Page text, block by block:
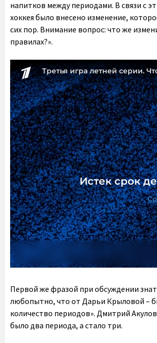
напитков между периодами. В связи с
хоккея было внесено изменение,
сих пор. Внимание вопрос: что же
правилах?».
Первой же фразой при обсуждении
любопытно, что от Дарьи Крыловой –
количество периодов». Дмитрий
было два периода, а стало три.